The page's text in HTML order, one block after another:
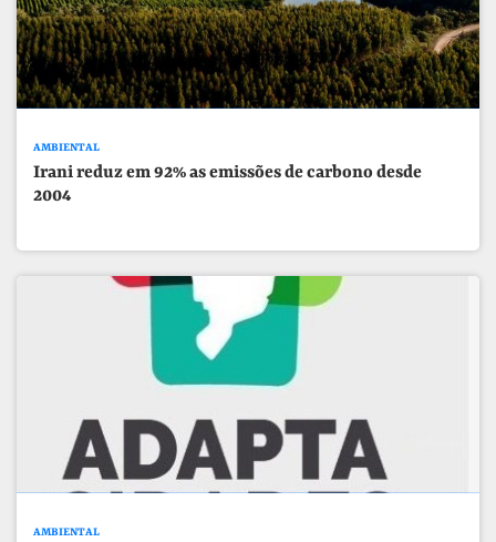
AMBIENTAL
Irani reduz em 92% as emissões de carbono desde
2004
AMBIENTAL